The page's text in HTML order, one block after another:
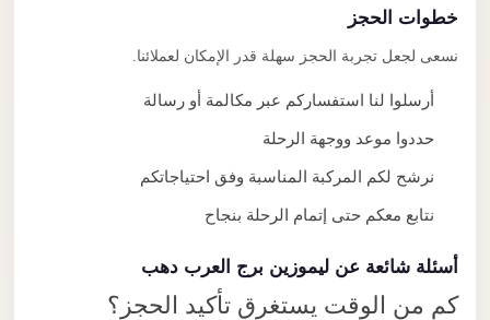
خطوات الحجز
نسعى لجعل تجربة الحجز سهلة قدر الإمكان لعملائنا.
أرسلوا لنا استفساركم عبر مكالمة أو رسالة
حددوا موعد ووجهة الرحلة
نرشح لكم المركبة المناسبة وفق احتياجاتكم
نتابع معكم حتى إتمام الرحلة بنجاح
أسئلة شائعة عن ليموزين برج العرب دهب
كم من الوقت يستغرق تأكيد الحجز؟